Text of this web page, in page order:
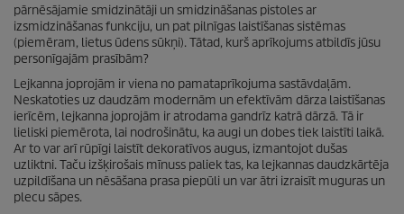
pārnēsājamie smidzinātāji un smidzināšanas pistoles ar
izsmidzināšanas funkciju, un pat pilnīgas laistīšanas sistēmas
(piemēram, lietus ūdens sūkņi). Tātad, kurš aprīkojums atbildīs jūsu
personīgajām prasībām?
Lejkanna joprojām ir viena no pamataprīkojuma sastāvdaļām.
Neskatoties uz daudzām modernām un efektīvām dārza laistīšanas
ierīcēm, lejkanna joprojām ir atrodama gandrīz katrā dārzā. Tā ir
lieliski piemērota, lai nodrošinātu, ka augi un dobes tiek laistīti laikā.
Ar to var arī rūpīgi laistīt dekoratīvos augus, izmantojot dušas
uzliktni. Taču izšķirošais mīnuss paliek tas, ka lejkannas daudzkārtēja
uzpildīšana un nēsāšana prasa piepūli un var ātri izraisīt muguras un
plecu sāpes.